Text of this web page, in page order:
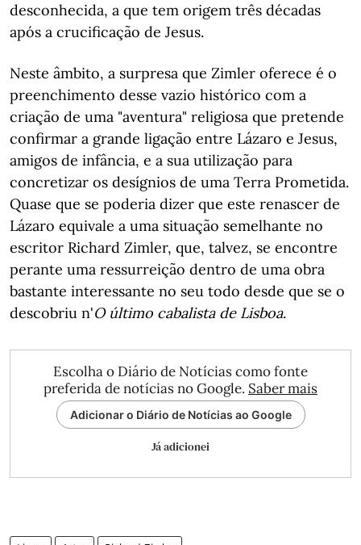
desconhecida, a que tem origem três décadas
após a crucificação de Jesus.
Neste âmbito, a surpresa que Zimler oferece é o
preenchimento desse vazio histórico com a
criação de uma "aventura" religiosa que pretende
confirmar a grande ligação entre Lázaro e Jesus,
amigos de infância, e a sua utilização para
concretizar os desígnios de uma Terra Prometida.
Quase que se poderia dizer que este renascer de
Lázaro equivale a uma situação semelhante no
escritor Richard Zimler, que, talvez, se encontre
perante uma ressurreição dentro de uma obra
bastante interessante no seu todo desde que se o
descobriu n'O último cabalista de Lisboa.
Escolha o Diário de Notícias como fonte
preferida de notícias no Google. Saber mais
Adicionar o Diário de Notícias ao Google
Já adicionei